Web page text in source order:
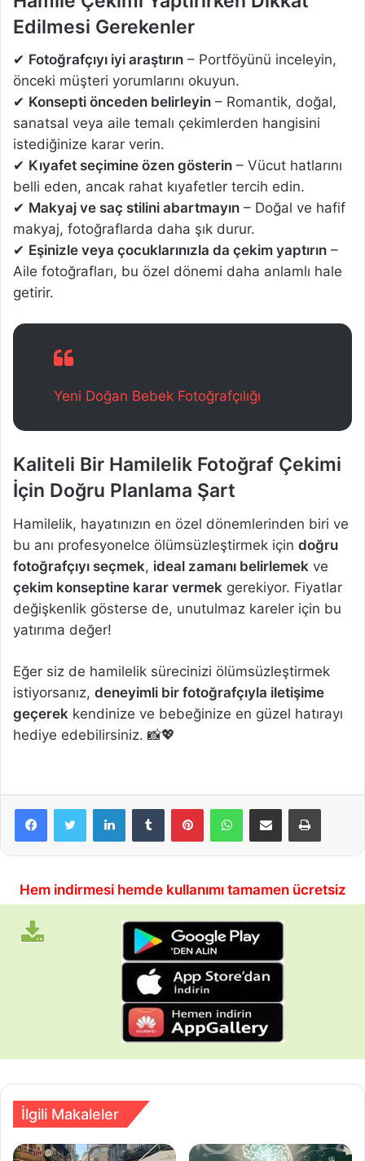
Edilmesi Gerekenler
✔ Fotoğrafçıyı iyi araştırın – Portföyünü inceleyin,
önceki müşteri yorumlarını okuyun.
✔ Konsepti önceden belirleyin – Romantik, doğal,
sanatsal veya aile temalı çekimlerden hangisini
istediğinize karar verin.
✔ Kıyafet seçimine özen gösterin – Vücut hatlarını
belli eden, ancak rahat kıyafetler tercih edin.
✔ Makyaj ve saç stilini abartmayın – Doğal ve hafif
makyaj, fotoğraflarda daha şık durur.
✔ Eşinizle veya çocuklarınızla da çekim yaptırın –
Aile fotoğrafları, bu özel dönemi daha anlamlı hale
getirir.
Yeni Doğan Bebek Fotoğrafçılığı
Kaliteli Bir Hamilelik Fotoğraf Çekimi
İçin Doğru Planlama Şart
Hamilelik, hayatınızın en özel dönemlerinden biri ve
bu anı profesyonelce ölümsüzleştirmek için doğru
fotoğrafçıyı seçmek, ideal zamanı belirlemek ve
çekim konseptine karar vermek gerekiyor. Fiyatlar
değişkenlik gösterse de, unutulmaz kareler için bu
yatırıma değer!
Eğer siz de hamilelik sürecinizi ölümsüzleştirmek
istiyorsanız, deneyimli bir fotoğrafçıyla iletişime
geçerek kendinize ve bebeğinize en güzel hatırayı
hediye edebilirsiniz. 📸💖
LinkedInTumblrPinterestWhatsAppE-Posta ile paylaşYazdır
Hem indirmesi hemde kullanımı tamamen ücretsiz
İlgili Makaleler